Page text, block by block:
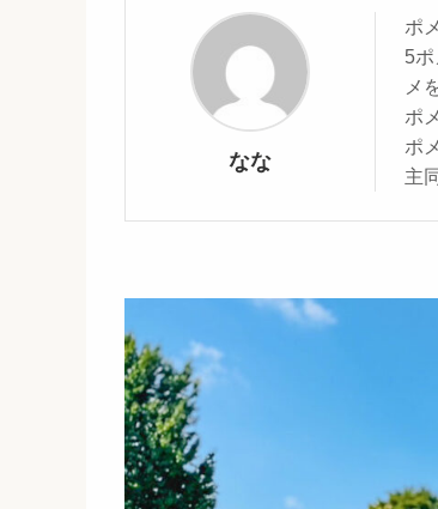
なな
ポ
5
メ
ポ
ポ
主